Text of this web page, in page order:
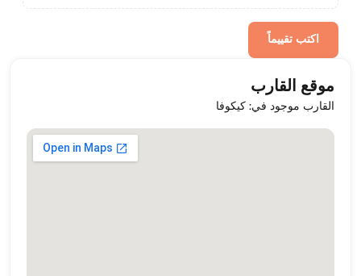
اكتب تقييماً
موقع القارب
القارب موجود في: كيكوفا